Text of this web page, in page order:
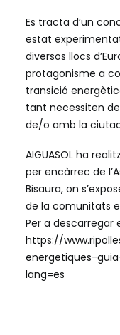
Es tracta d’un
estat
diversos llocs
protagonisme a
transició
tant necessiten
de/o amb la
AIGUASOL ha
per encàrrec de
Bisaura, on
de la comunitats
Per a descarregar
https://
energetiques-
lang=es